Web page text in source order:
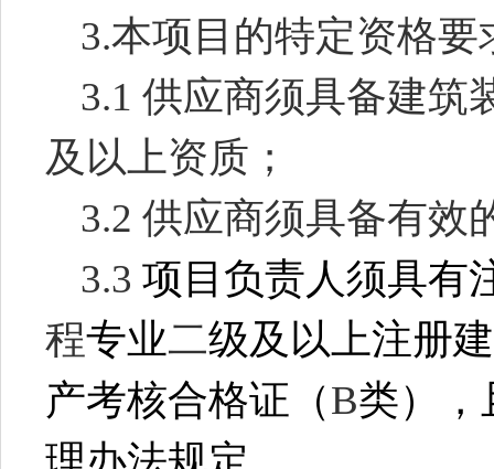
3.本项目的特定资格要
3.1 供应商须具备建筑
及以上资质；
3.2 供应商须具备有效
3.3 项目负责人须具有
程专业二级及以上注册
产考核合格证（B类），